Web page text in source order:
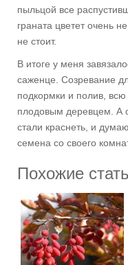
пыльцой все
граната цветет очень
не стоит.
В итоге у меня
саженце. Созревание
подкормки и полив,
плодовым деревцем. А
стали краснеть, и
семена со своего
Похожие